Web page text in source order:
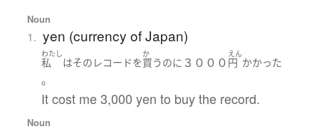
Noun
1. yen (currency of Japan)
わたし
私 はその レコードを
か
買うのに ３０００
えん
円 かかった
。
It cost me 3,000 yen to buy the record.
Noun